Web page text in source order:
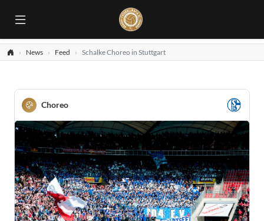
News Feed Schalke Choreo in Stuttgart
Choreo